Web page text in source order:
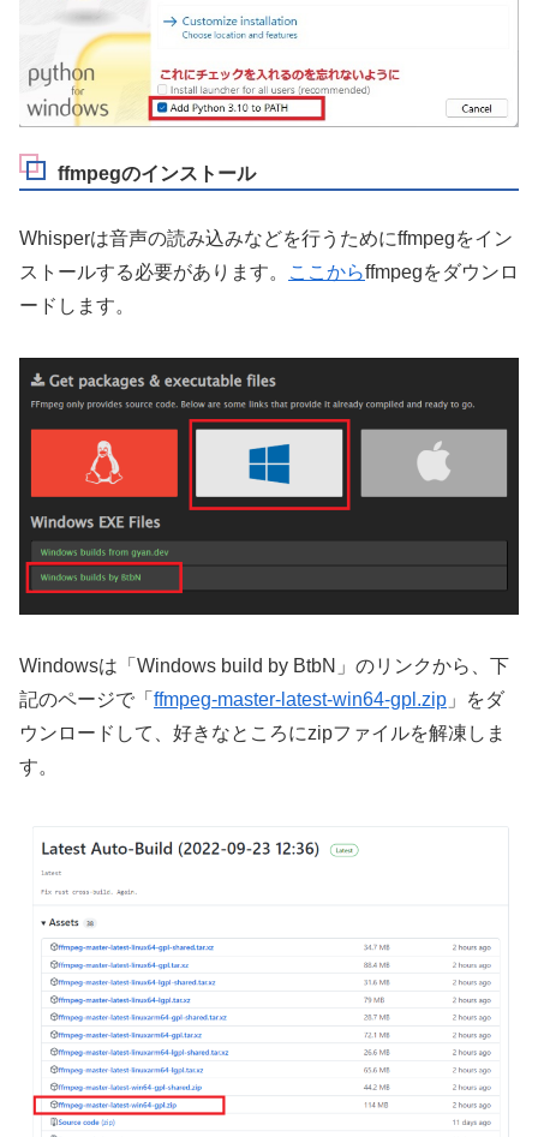
ffmpegのインストール
Whisperは音声の読み込みなどを行うためにffmpegをイン
ストールする必要があります。
ここからffmpegをダウンロ
ードします。
Windowsは「Windows build by BtbN」のリンクから、下
記のページで「 ffmpeg-master-latest-win64-gpl.zip 」をダ
ウンロードして、好きなところにzipファイルを解凍しま
す。